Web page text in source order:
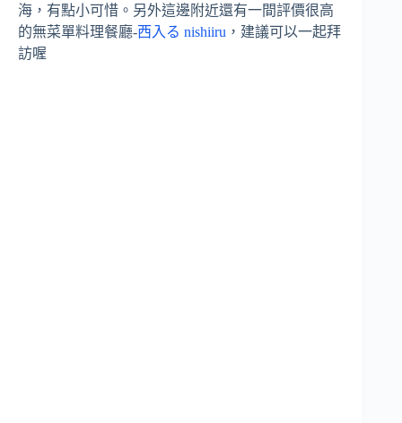
海，有點小可惜。另外這邊附近還有一間評價很高
的無菜單料理餐廳-西入る nishiiru ，建議可以一起拜
訪喔